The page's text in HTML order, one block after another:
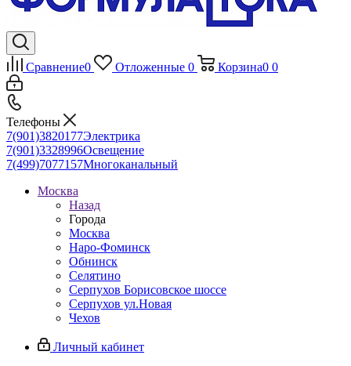
Сравнение0 Отложенные 0 Корзина0 0
Телефоны
7(901)3820177Электрика
7(901)3328996Освещение
7(499)7077157Многоканальный
Москва
Назад
Города
Москва
Наро-Фоминск
Обнинск
Селятино
Серпухов Борисовское шоссе
Серпухов ул.Новая
Чехов
Личный кабинет